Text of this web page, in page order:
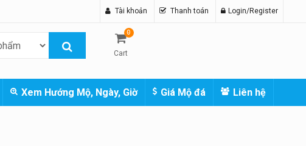
Tài khoản Thanh toán Login/Register
0
Cart
Xem Hướng Mộ, Ngày, Giờ Giá Mộ đá Liên hệ